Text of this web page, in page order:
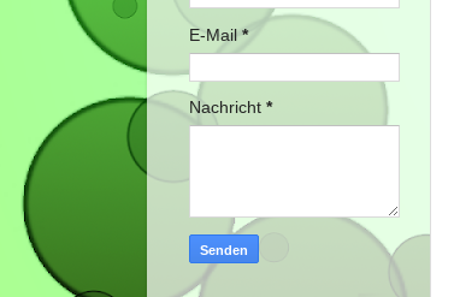
E-Mail *
Nachricht *